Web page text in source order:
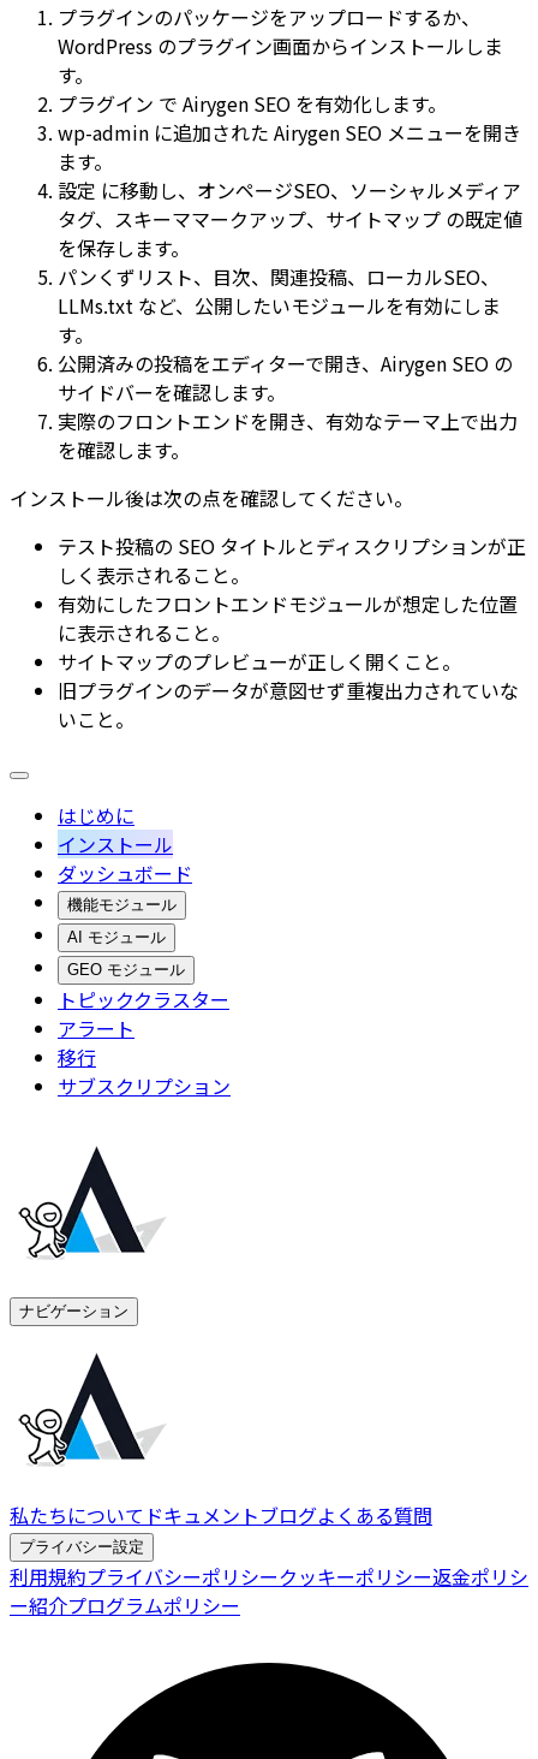
プラグインのパッケージをアップロードするか、
WordPress のプラグイン画面からインストールしま
す。
プラグイン で Airygen SEO を有効化します。
wp-admin に追加された Airygen SEO メニューを開き
ます。
設定 に移動し、 オンページSEO、 ソーシャルメディア
タグ、 スキーママークアップ、 サイトマップ の既定値
を保存します。
パンくずリスト、 目次、 関連投稿、 ローカルSEO、
LLMs.txt など、公開したいモジュールを有効にしま
す。
公開済みの投稿をエディターで開き、Airygen SEO の
サイドバーを確認します。
実際のフロントエンドを開き、有効なテーマ上で出力
を確認します。
インストール後は次の点を確認してください。
テスト投稿の SEO タイトルとディスクリプションが正
しく表示されること。
有効にしたフロントエンドモジュールが想定した位置
に表示されること。
サイトマップのプレビューが正しく開くこと。
旧プラグインのデータが意図せず重複出力されていな
いこと。
はじめに
インストール
ダッシュボード
機能モジュール
AI モジュール
GEO モジュール
トピッククラスター
アラート
移行
サブスクリプション
ナビゲーション
私たちについて ドキュメントブログよくある質問
プライバシー設定
利用規約プライバシーポリシークッキーポリシー返金ポリシ
ー紹介プログラムポリシー